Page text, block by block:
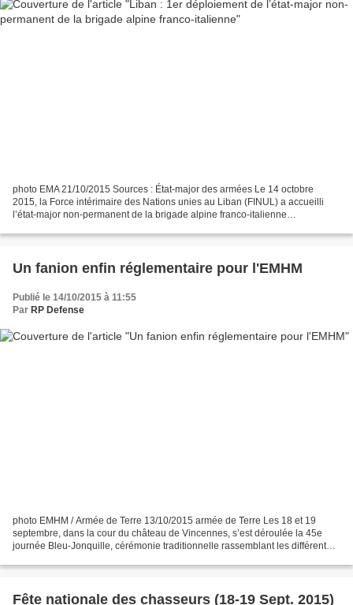
photo EMA 21/10/2015 Sources : État-major des armées Le 14 octobre
2015, la Force intérimaire des Nations unies au Liban (FINUL) a accueilli
l’état-major non-permanent de la brigade alpine franco-italienne
Un fanion enfin réglementaire pour l'EMHM
Publié le 14/10/2015 à 11:55
Par RP Defense
photo EMHM / Armée de Terre 13/10/2015 armée de Terre Les 18 et 19
septembre, dans la cour du château de Vincennes, s’est déroulée la 45e
journée Bleu-Jonquille, cérémonie traditionnelle rassemblant les différentes
Fête nationale des chasseurs (18-19 Sept. 2015)